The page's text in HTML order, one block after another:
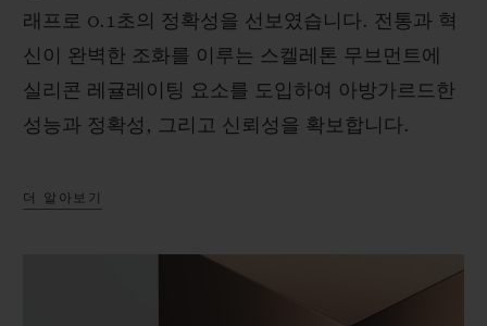
래프로 0.1초의 정확성을 선보였습니다. 전통과 혁
신이 완벽한 조화를 이루는 스켈레톤 무브먼트에
실리콘 레귤레이팅 요소를 도입하여 아방가르드한
성능과 정확성, 그리고 신뢰성을 확보합니다.
더 알아보기